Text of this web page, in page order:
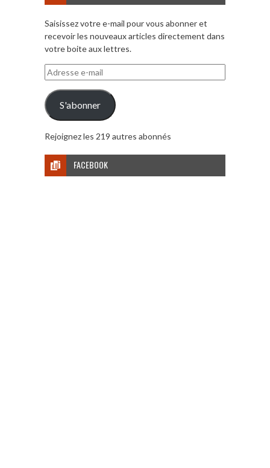
Saisissez votre e-mail pour vous abonner et
recevoir les nouveaux articles directement dans
votre boite aux lettres.
Adresse
e-
mail
S'abonner
Rejoignez les 219 autres abonnés
FACEBOOK